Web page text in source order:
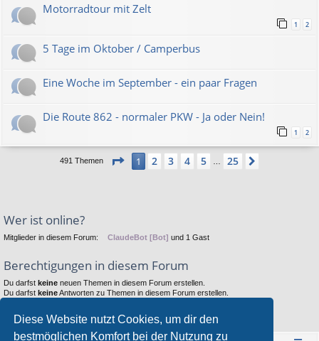
Diese Website nutzt Cookies, um dir den
bestmöglichen Komfort bei der Nutzung zu
Motorradtour mit Zelt
1 2
5 Tage im Oktober / Camperbus
Eine Woche im September - ein paar Fragen
Die Route 862 - normaler PKW - Ja oder Nein!
1 2
491 Themen Seite 1 von 25
1 2 3 4 5 25
Wer ist online?
Mitglieder in diesem Forum: ClaudeBot [Bot] und 1 Gast
Berechtigungen in diesem Forum
Du darfst keine neuen Themen in diesem Forum erstellen.
Du darfst keineAntworten zu Themen in diesem Forum erstellen.
Du darfstkeineDateianhänge in diesem Forum erstellen.